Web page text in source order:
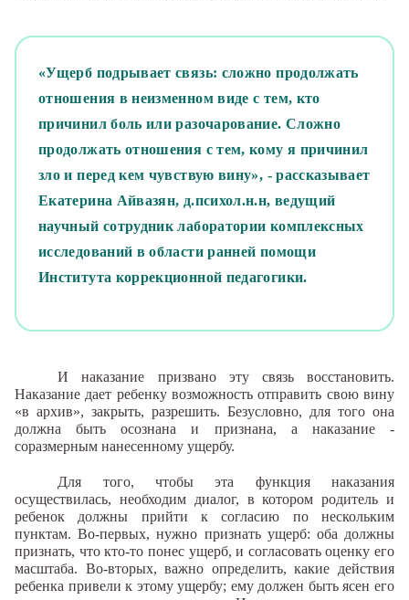
«Ущерб подрывает связь: сложно продолжать
отношения в неизменном виде с тем, кто
причинил боль или разочарование. Сложно
продолжать отношения с тем, кому я причинил
зло и перед кем чувствую вину», - рассказывает
Екатерина Айвазян, д.психол.н.н, ведущий
научный сотрудник лаборатории комплексных
исследований в области ранней помощи
Института коррекционной педагогики.
И наказание призвано эту связь восстановить.
Наказание дает ребенку возможность отправить свою вину
«в архив», закрыть, разрешить. Безусловно, для того она
должна быть осознана и признана, а наказание -
соразмерным нанесенному ущербу.
Для того, чтобы эта функция наказания
осуществилась, необходим диалог, в котором родитель и
ребенок должны прийти к согласию по нескольким
пунктам. Во-первых, нужно признать ущерб: оба должны
признать, что кто-то понес ущерб, и согласовать оценку его
масштаба. Во-вторых, важно определить, какие действия
ребенка привели к этому ущербу; ему должен быть ясен его